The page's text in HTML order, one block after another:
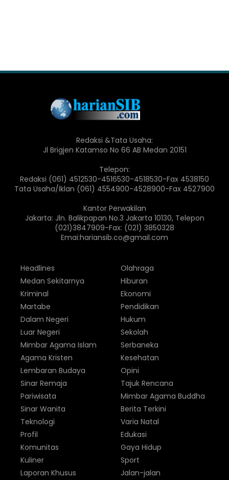
Redaksi &Tata Usaha:
Jl Brigjen Katamso No 66 AB Medan 20151
Telepon:
Redaksi (061) 4512530-4516530-4518530-Fax 4538150
Tata Usaha/Iklan (061) 4554900-4528900-Fax 4527900
Kantor Perwakilan
Jakarta: Jln. Balikpapan No.3 Jakarta 10130, Telepon
(021)3847909-Fax: (021) 3850328
Emai:hariansib.co@gmail.com
Headlines
Medan Sekitarnya
Kriminal
Martabe
Dalam Negeri
Luar Negeri
Olahraga
Hiburan
Ekonomi
Pendidikan
Hukum
Sekolah
Mimbar Agama Islam
Agama Kristen
Lembaran Budaya
Sinar Remaja
Pariwisata
Sinar Wanita
Serbaneka
Kesehatan
Opini
Tajuk Rencana
Mimbar Agama Buddha
Berita Terkini
Teknologi
Profil
Komunitas
Kuliner
Laporan Khusus
Varia Natal
Edukasi
Gaya Hidup
Sport
Jalan-jalan